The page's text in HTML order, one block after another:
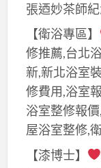
張迺妙茶師
【衛浴專區】
修推薦,台北
新,新北浴室
修費用,浴室
浴室整修報
屋浴室整修,
【漆博士】